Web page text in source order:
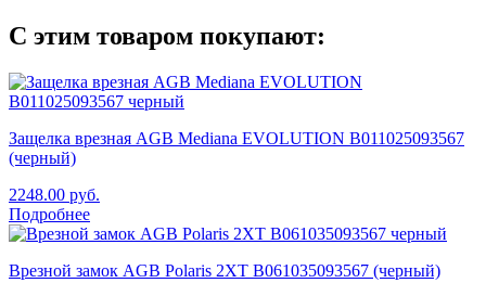
С этим товаром покупают:
Защелка врезная AGB Mediana EVOLUTION B011025093567
(черный)
2248.00 руб.
Подробнее
Врезной замок AGB Polaris 2XT B061035093567 (черный)